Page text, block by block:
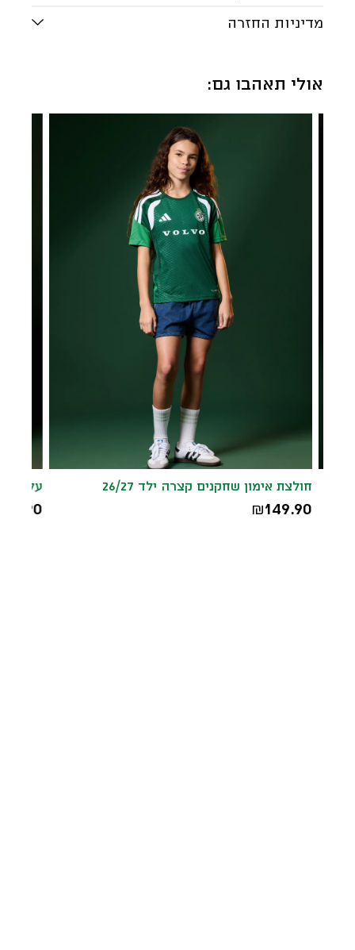
מדיניות החזרה
אולי תאהבו גם:
חולצת אימון שחקנים קצרה ילד 26/27
₪149.90
עליון